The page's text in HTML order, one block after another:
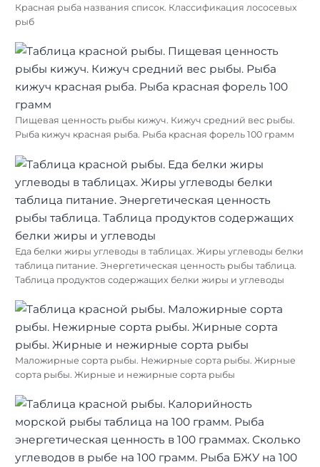
Красная рыба названия список. Классификация лососевых
рыб
Пищевая ценность рыбы кижуч. Кижуч средний вес рыбы.
Рыба кижуч красная рыба. Рыба красная форель 100 грамм
Еда белки жиры углеводы в таблицах. Жиры углеводы белки
таблица питание. Энергетическая ценность рыбы таблица.
Таблица продуктов содержащих белки жиры и углеводы
Маложирные сорта рыбы. Нежирные сорта рыбы. Жирные
сорта рыбы. Жирные и нежирные сорта рыбы